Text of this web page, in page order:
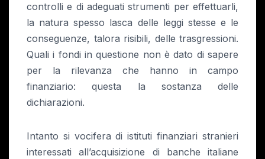
controlli e di adeguati strumenti per effettuarli,
la natura spesso lasca delle leggi stesse e le
conseguenze, talora risibili, delle trasgressioni.
Quali i fondi in questione non è dato di sapere
per la rilevanza che hanno in campo
finanziario: questa la sostanza delle
dichiarazioni.
Intanto si vocifera di istituti finanziari stranieri
interessati all’acquisizione di banche italiane